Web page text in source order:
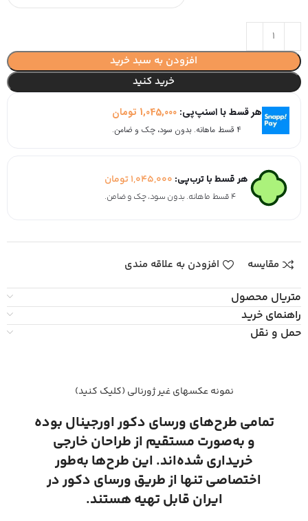
افزودن به سبد خرید
خرید کنید
هر قسط با اسنپ‌پی:1,045,000 تومان
۴ قسط ماهانه. بدون سود، چک و ضامن.
هر قسط با ترب‌پی: 1,045,000تومان
۴ قسط ماهانه. بدون سود، چک و ضامن.
مقایسه افزودن به علاقه مندی
متریال محصول
راهنمای خرید
حمل و نقل
نمونه عکسهای غیر ژورنالی (کلیک کنید)
تمامی طرح‌های ورسای دکور اورجینال بوده
و به‌صورت مستقیم از طراحان خارجی
خریداری شده‌اند. این طرح‌ها به‌طور
اختصاصی تنها از طریق ورسای دکور در
ایران قابل تهیه هستند.